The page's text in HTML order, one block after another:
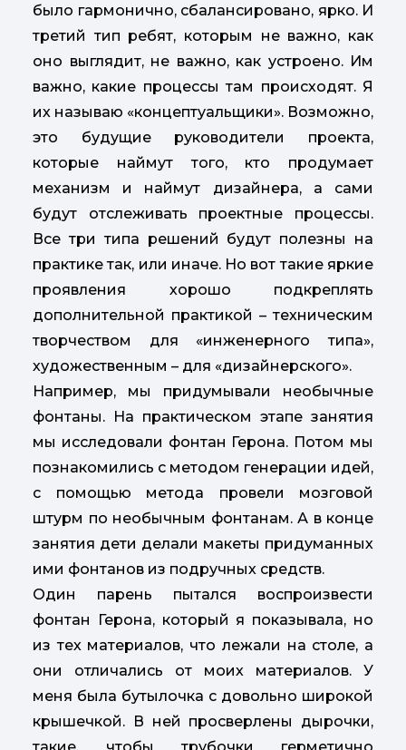
было гармонично, сбалансировано, ярко. И
третий тип ребят, которым не важно, как
оно выглядит, не важно, как устроено. Им
важно, какие процессы там происходят. Я
их называю «концептуальщики». Возможно,
это будущие руководители проекта,
которые наймут того, кто продумает
механизм и наймут дизайнера, а сами
будут отслеживать проектные процессы.
Все три типа решений будут полезны на
практике так, или иначе. Но вот такие яркие
проявления хорошо подкреплять
дополнительной практикой – техническим
творчеством для «инженерного типа»,
художественным – для «дизайнерского».
Например, мы придумывали необычные
фонтаны. На практическом этапе занятия
мы исследовали фонтан Герона. Потом мы
познакомились с методом генерации идей,
с помощью метода провели мозговой
штурм по необычным фонтанам. А в конце
занятия дети делали макеты придуманных
ими фонтанов из подручных средств.
Один парень пытался воспроизвести
фонтан Герона, который я показывала, но
из тех материалов, что лежали на столе, а
они отличались от моих материалов. У
меня была бутылочка с довольно широкой
крышечкой. В ней просверлены дырочки,
такие, чтобы трубочки герметично